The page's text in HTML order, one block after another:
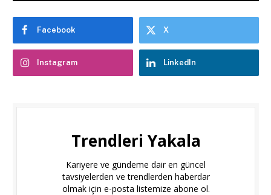
Facebook X
Instagram LinkedIn
Trendleri Yakala
Kariyere ve gündeme dair en güncel
tavsiyelerden ve trendlerden haberdar
olmak için e-posta listemize abone ol.